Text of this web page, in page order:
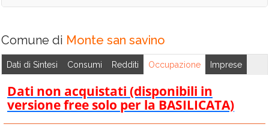
Comune di Monte san savino
Dati di Sintesi Consumi Redditi Occupazione Imprese
Dati non acquistati (disponibili in
versione free solo per la BASILICATA)